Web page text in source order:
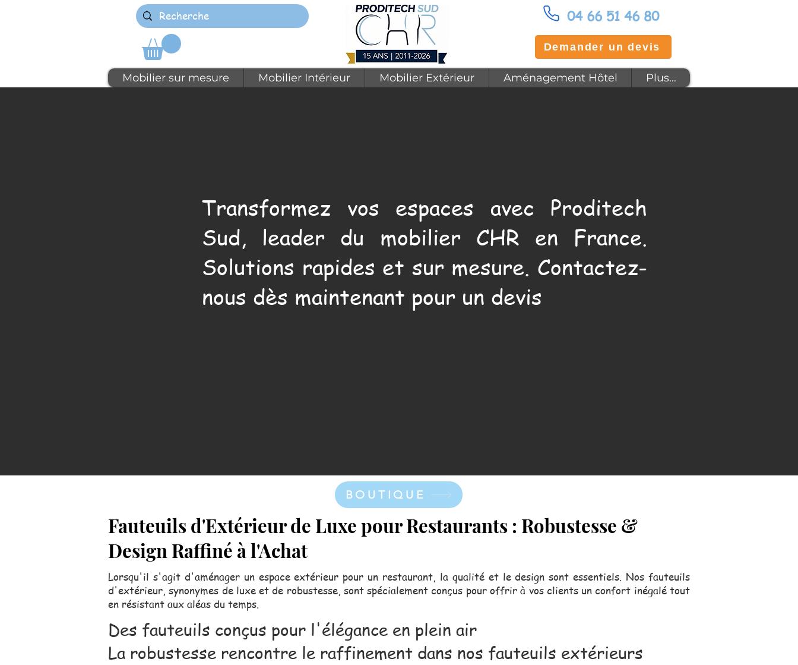
04 66 51 46 80
Demander un devis
Mobilier sur mesure Mobilier Intérieur Mobilier Extérieur Aménagement Hôtel Plus...
Transformez vos espaces avec Proditech
Sud, leader du mobilier CHR en France.
Solutions rapides et sur mesure. Contactez-
nous dès maintenant pour un devis
BOUTIQUE
Fauteuils d'Extérieur de Luxe pour Restaurants : Robustesse &
Design Raffiné à l'Achat
Lorsqu'il s'agit d'aménager un espace extérieur pour un restaurant, la qualité et le design sont essentiels. Nos fauteuils
d'extérieur, synonymes de luxe et de robustesse, sont spécialement conçus pour offrir à vos clients un confort inégalé tout
en résistant aux aléas du temps.
Des fauteuils conçus pour l'élégance en plein air
La robustesse rencontre le raffinement dans nos fauteuils extérieurs